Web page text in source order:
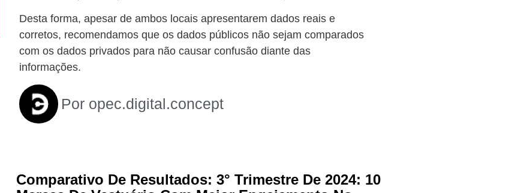
Desta forma, apesar de ambos locais apresentarem dados reais e
corretos, recomendamos que os dados públicos não sejam comparados
com os dados privados para não causar confusão diante das
informações.
Por opec.digital.concept
Comparativo De Resultados: 3° Trimestre De 2024: 10